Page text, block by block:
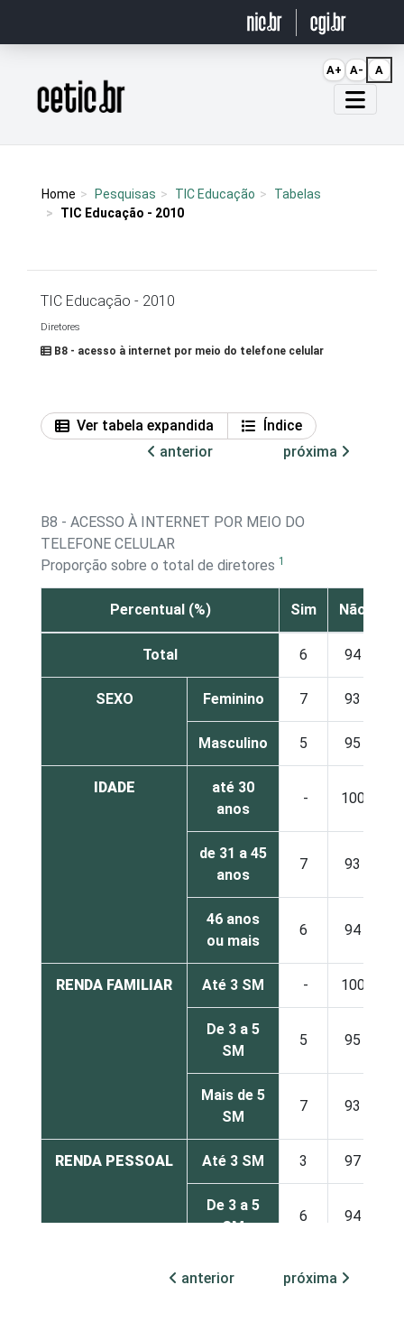
Página inicial
Home Pesquisas TIC Educação
Tabelas
TIC Educação - 2010
TIC Educação - 2010
Diretores
B8 - acesso à internet por meio do telefone celular
Ver tabela expandida
Índice
anterior
próxima
B8 - ACESSO À INTERNET POR MEIO DO
TELEFONE CELULAR
Proporção sobre o total de diretores 1
Percentual (%) Sim Não
Total 6 94
SEXO Feminino 7 93
Masculino 5 95
IDADE
até 30
anos
- 100
de 31 a 45
anos
7 93
46 anos
ou mais
6 94
RENDA FAMILIAR Até 3 SM - 100
De 3 a 5
SM
5 95
Mais de 5
SM
7 93
RENDA PESSOAL Até 3 SM 3 97
De 3 a 5
SM
6 94
Mais de 5
7 93
anterior próxima
A+ A- A